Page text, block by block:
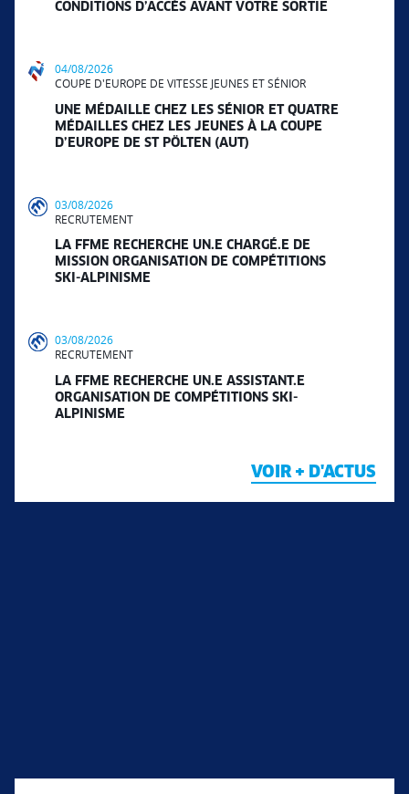
CONDITIONS D’ACCÈS AVANT VOTRE SORTIE
04/08/2026
COUPE D'EUROPE DE VITESSE JEUNES ET SÉNIOR
UNE MÉDAILLE CHEZ LES SÉNIOR ET QUATRE
MÉDAILLES CHEZ LES JEUNES À LA COUPE
D’EUROPE DE ST PÖLTEN (AUT)
03/08/2026
RECRUTEMENT
LA FFME RECHERCHE UN.E CHARGÉ.E DE
MISSION ORGANISATION DE COMPÉTITIONS
SKI-ALPINISME
03/08/2026
RECRUTEMENT
LA FFME RECHERCHE UN.E ASSISTANT.E
ORGANISATION DE COMPÉTITIONS SKI-
ALPINISME
VOIR + D'ACTUS